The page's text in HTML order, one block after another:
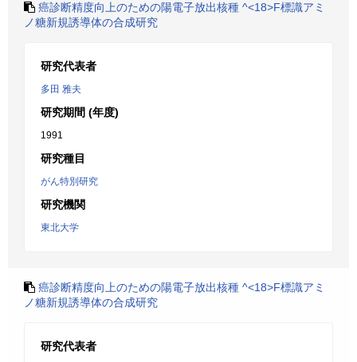
癌診断精度向上のための陽電子放出核種 ^<18>F標識アミ
ノ糖新規誘導体の合成研究
研究代表者
多田 雅夫
研究期間 (年度)
1991
研究種目
がん特別研究
研究機関
東北大学
癌診断精度向上のための陽電子放出核種 ^<18>F標識アミ
ノ糖新規誘導体の合成研究
研究代表者